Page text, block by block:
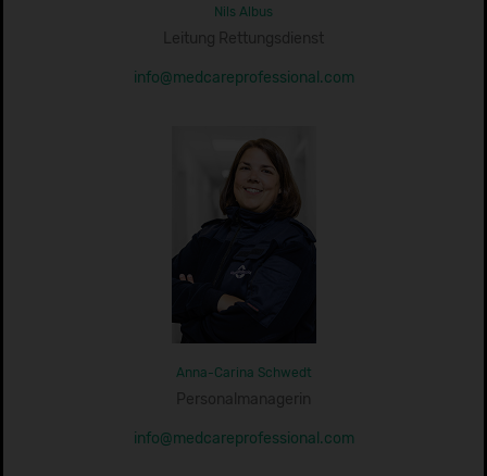
Nils Albus
Leitung Rettungsdienst
info@medcareprofessional.com
Anna-Carina Schwedt
Personalmanagerin
info@medcareprofessional.com